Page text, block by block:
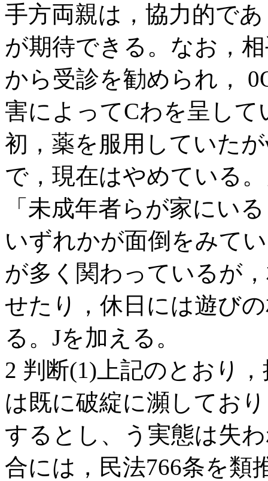
手方両親は，協力的で
が期待できる。なお，
から受診を勧められ，
害によってCわを呈し
初，薬を服用していた
で，現在はやめている
「未成年者らが家にい
いずれかが面倒をみて
が多く関わっているが
せたり，休日には遊び
る。Jを加える。
2 判断(1)上記のとおり
は既に破綻に瀕してお
するとし、う実態は失
合には，民法766条を類